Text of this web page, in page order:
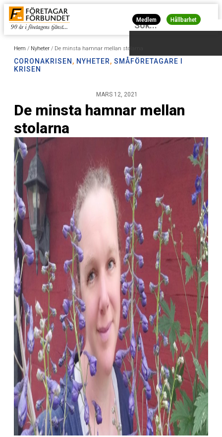
Medlem Hållbarhet
Hem / Nyheter / De minsta hamnar mellan stolarna
CORONAKRISEN , NYHETER, SMÅFÖRETAGARE I
KRISEN
MARS 12, 2021
De minsta hamnar mellan
stolarna